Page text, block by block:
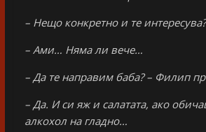
– Нещо конкретно и те интересува?
– Ами… Няма ли вече…
– Да те направим баба? – Филип
– Да. И си яж и салатата, ако
алкохол на гладно…